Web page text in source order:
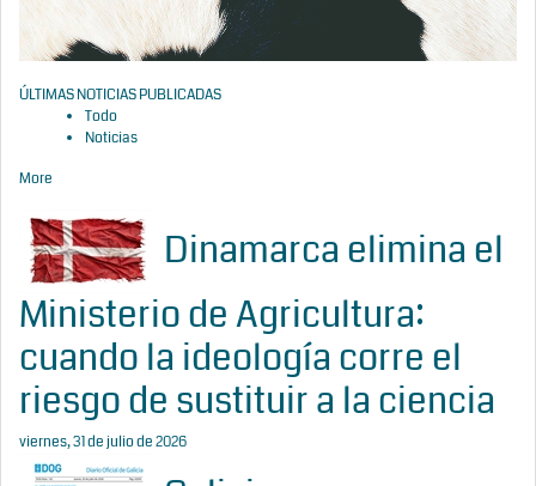
ÚLTIMAS NOTICIAS PUBLICADAS
Todo
Noticias
More
Dinamarca elimina el
Ministerio de Agricultura:
cuando la ideología corre el
riesgo de sustituir a la ciencia
viernes, 31 de julio de 2026